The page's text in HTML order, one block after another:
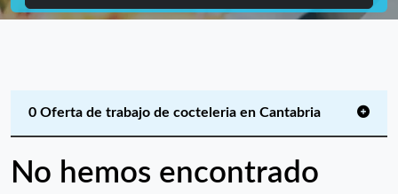
0 Oferta de trabajo de cocteleria en Cantabria
No hemos encontrado